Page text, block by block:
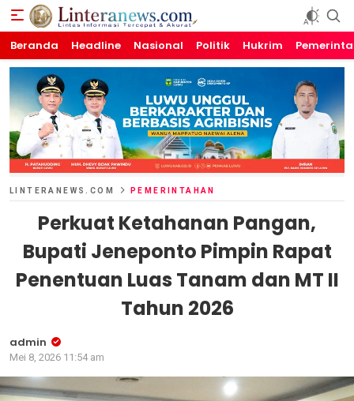
Linteranews.com
Lintas Informasi Tercepat dan Akurat
Beranda Headline Nasional Politik Hukrim
LINTERANEWS.COM PEMERINTAHAN
Perkuat Ketahanan Pangan,
Bupati Jeneponto Pimpin Rapat
Penentuan Luas Tanam dan MT II
Tahun 2026
admin
Mei 8, 2026 11:54 am